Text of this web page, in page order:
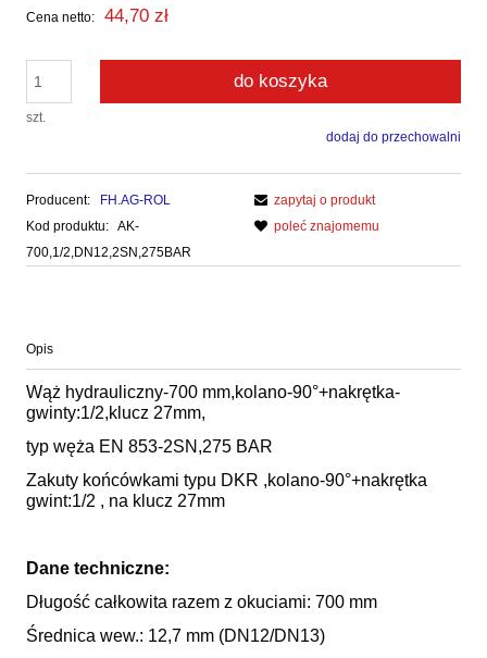
Cena netto: 44,70 zł
szt.
do koszyka
dodaj do przechowalni
Producent:
FH.AG-ROL
Kod produktu: AK-
700,1/2,DN12,2SN,275BAR
zapytaj o produkt
poleć znajomemu
Opis
Wąż hydrauliczny-700 mm,kolano-90°+nakrętka-
gwinty:1/2,klucz 27mm,
typ węża EN 853-2SN,275 BAR
Zakuty końcówkami typu DKR ,kolano-90°+nakrętka
gwint:1/2 , na klucz 27mm
Dane techniczne:
Długość całkowita razem z okuciami: 700 mm
Średnica wew.: 12,7 mm (DN12/DN13)